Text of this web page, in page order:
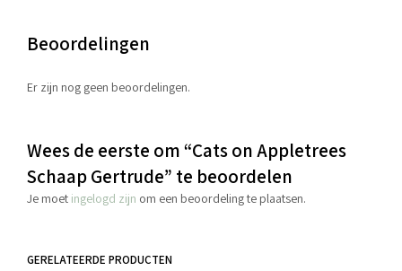
Beoordelingen
Er zijn nog geen beoordelingen.
Wees de eerste om “Cats on Appletrees
Schaap Gertrude” te beoordelen
Je moet ingelogd zijn om een beoordeling te plaatsen.
GERELATEERDE PRODUCTEN